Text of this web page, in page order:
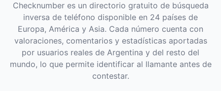
Checknumber es un directorio gratuito de búsqueda
inversa de teléfono disponible en 24 países de
Europa, América y Asia. Cada número cuenta con
valoraciones, comentarios y estadísticas aportadas
por usuarios reales de Argentina y del resto del
mundo, lo que permite identificar al llamante antes de
contestar.